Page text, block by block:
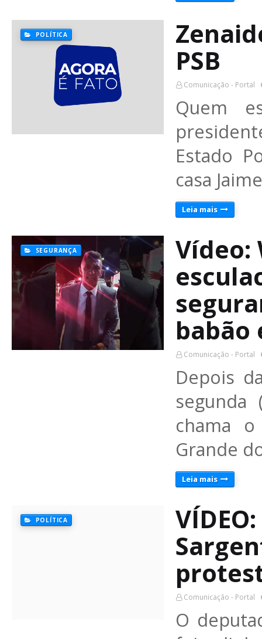
POLÍTICA
PSB
Comunicação - Portal
Quem
Estado
casa
Leia mais
SEGURANÇA
Vídeo:
babão
Comunicação - Portal
Depois
segunda
chama
Grande
Leia mais
POLÍTICA
Comunicação - Portal
O